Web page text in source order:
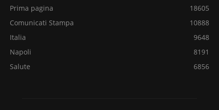
Prima pagina
18605
Comunicati Stampa
10888
Italia
9648
Napoli
8191
Salute
6856